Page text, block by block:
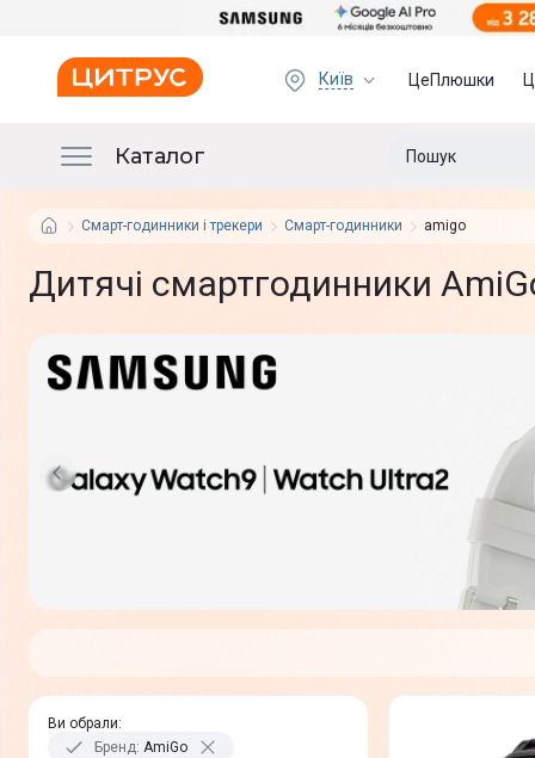
Київ ЦеПлюшки
Каталог
Смарт-годинники і трекери Смарт-годинники amigo
Дитячі смартгодинники
Ви обрали:
Бренд: AmiGo